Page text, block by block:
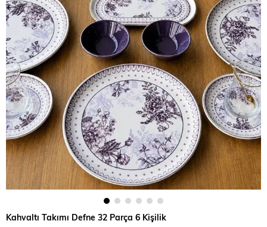
Kahvaltı Takımı Defne 32 Parça 6 Kişilik